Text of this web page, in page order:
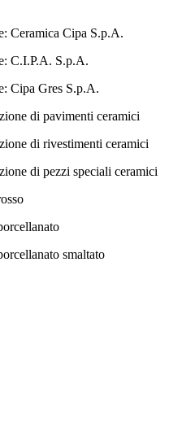
Ceramica Cipa S.p.A.
C.I.P.A. S.p.A.
Cipa Gres S.p.A.
di pavimenti ceramici
di rivestimenti ceramici
di pezzi speciali ceramici
smaltato